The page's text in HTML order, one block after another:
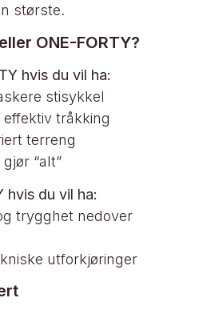
største.
ONE-FORTY?
hvis du vil ha:
stisykkel
tråkking
terreng
“alt”
hvis du vil ha:
trygghet nedover
utforkjøringer